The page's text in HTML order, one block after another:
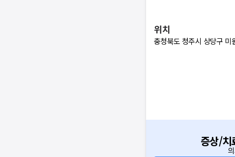
위치
충청북도 청주시 상당구 미
증상/치